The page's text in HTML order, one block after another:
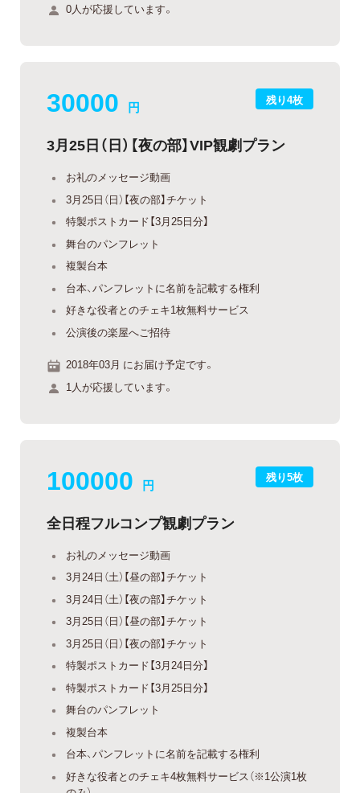
0人が応援しています。
残り4枚
30000 円
3月25日（日）【夜の部】VIP観劇プラン
お礼のメッセージ動画
3月25日（日）【夜の部】チケット
特製ポストカード【3月25日分】
舞台のパンフレット
複製台本
台本、パンフレットに名前を記載する権利
好きな役者とのチェキ1枚無料サービス
公演後の楽屋へご招待
2018年03月 にお届け予定です。
1人が応援しています。
残り5枚
100000 円
全日程フルコンプ観劇プラン
お礼のメッセージ動画
3月24日（土）【昼の部】チケット
3月24日（土）【夜の部】チケット
3月25日（日）【昼の部】チケット
3月25日（日）【夜の部】チケット
特製ポストカード【3月24日分】
特製ポストカード【3月25日分】
舞台のパンフレット
複製台本
台本、パンフレットに名前を記載する権利
好きな役者とのチェキ4枚無料サービス（※1公演1枚